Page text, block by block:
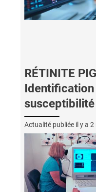
RÉTINITE
Identification
susceptibilité
Actualité publiée il y a 2